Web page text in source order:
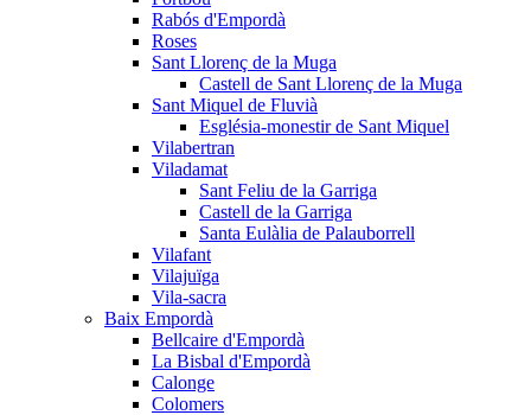
Rabós d'Empordà
Roses
Sant Llorenç de la Muga
Castell de Sant Llorenç de la Muga
Sant Miquel de Fluvià
Església-monestir de Sant Miquel
Vilabertran
Viladamat
Sant Feliu de la Garriga
Castell de la Garriga
Santa Eulàlia de Palauborrell
Vilafant
Vilajuïga
Vila-sacra
Baix Empordà
Bellcaire d'Empordà
La Bisbal d'Empordà
Calonge
Colomers